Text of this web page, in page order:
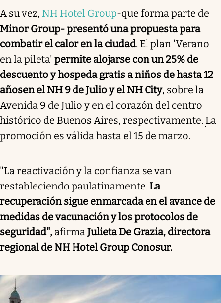
A su vez, NH Hotel Group-que forma parte de
Minor Group- presentó una propuesta para
combatir el calor en la ciudad. El plan 'Verano
en la pileta' permite alojarse con un 25% de
descuento y hospeda gratis a niños de hasta 12
añosen el NH 9 de Julio y el NH City, sobre la
Avenida 9 de Julio y en el corazón del centro
histórico de Buenos Aires, respectivamente. La
promoción es válida hasta el 15 de marzo.
"La reactivación y la confianza se van
restableciendo paulatinamente. La
recuperación sigue enmarcada en el avance de
medidas de vacunación y los protocolos de
seguridad", afirmaJulieta De Grazia, directora
regional de NH Hotel Group Conosur.